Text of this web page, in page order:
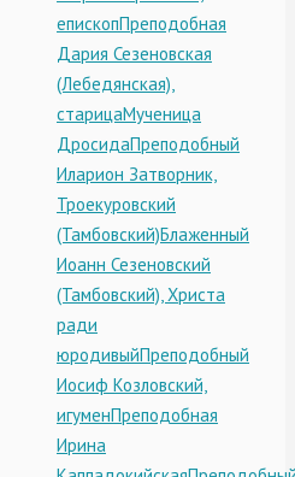
епископПреподобная
Дария Сезеновская
(Лебедянская),
старицаМученица
ДросидаПреподобный
Иларион Затворник,
Троекуровский
(Тамбовский)Блаженный
Иоанн Сезеновский
(Тамбовский), Христа
ради
юродивыйПреподобный
Иосиф Козловский,
игуменПреподобная
Ирина